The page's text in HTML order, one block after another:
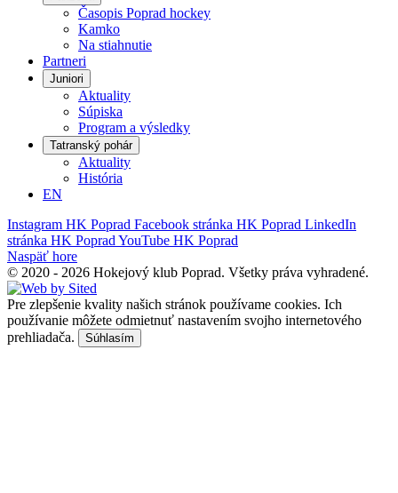
Časopis Poprad hockey
Kamko
Na stiahnutie
Partneri
Juniori
Aktuality
Súpiska
Program a výsledky
Tatranský pohár
Aktuality
História
EN
Instagram HK Poprad Facebook stránka HK Poprad LinkedIn
stránka HK Poprad YouTube HK Poprad
Naspäť hore
© 2020 - 2026 Hokejový klub Poprad. Všetky práva vyhradené.
Pre zlepšenie kvality našich stránok používame cookies. Ich
používanie môžete odmietnuť nastavením svojho internetového
prehliadača.
Súhlasím